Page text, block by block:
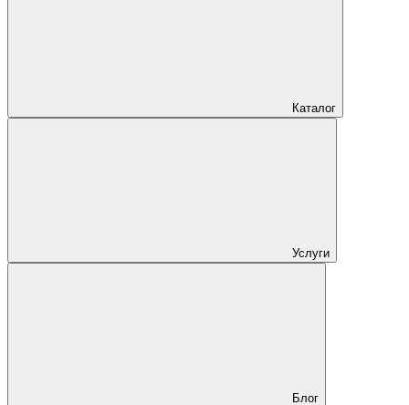
Каталог
Услуги
Блог